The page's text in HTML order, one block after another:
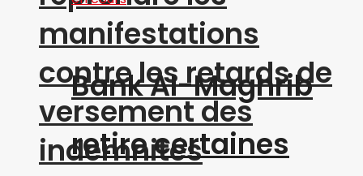
manifestations
contre les retards de
versement des
indemnités
Bank Al-Maghrib
retire certaines